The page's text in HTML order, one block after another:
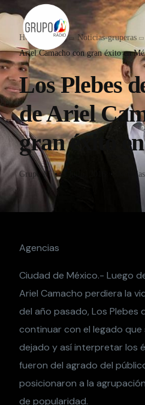
Home Blog Noticias-gruperas
Ariel Camacho con gran éxito en
Los Plebes
de Ariel
gran éxito
Grupo M 3 Julio, 2016
Agencias
Ciudad de México.- Luego
Ariel Camacho perdiera la
del año pasado, Los Plebes
continuar con el legado que
dejado y así interpretar los
fueron del agrado del
posicionaron a la
de popularidad.